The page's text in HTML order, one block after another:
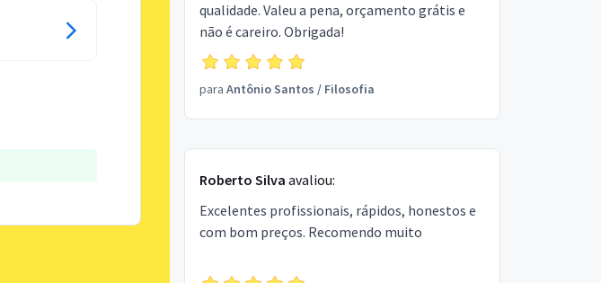
qualidade. Valeu a pena, orçamento grátis e
não é careiro. Obrigada!
para Antônio Santos / Filosofia
Roberto Silva avaliou:
Excelentes profissionais, rápidos, honestos e
com bom preços. Recomendo muito